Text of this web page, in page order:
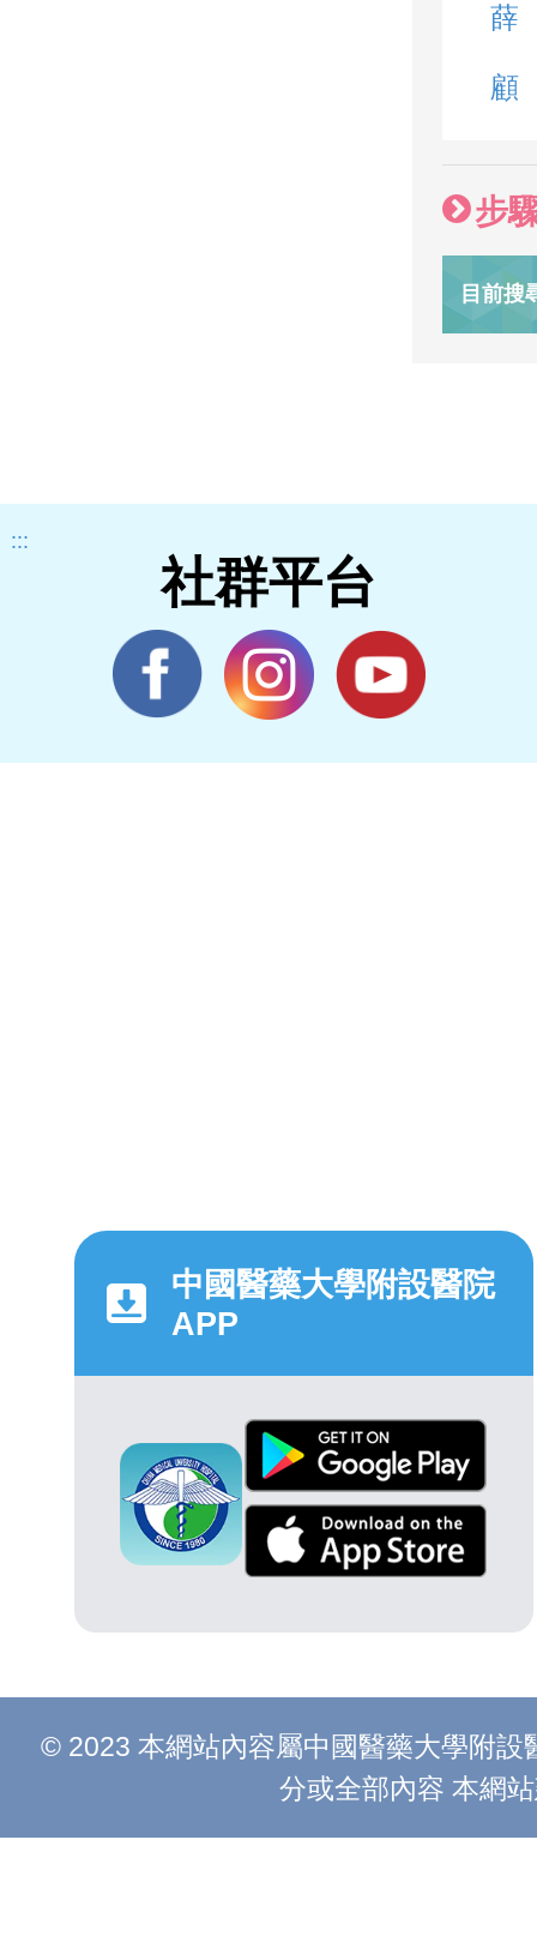
薛
顧
步
目前搜
:::
社群平台
中國醫藥大學附設醫院
APP
© 2023 本網站內容屬中國醫藥大學附
分或全部內容 本網